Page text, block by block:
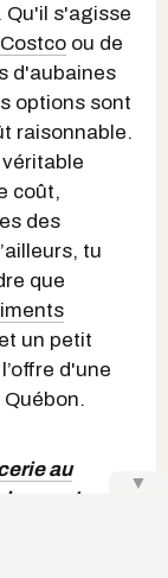
. Qu'il s'agisse
Costco ou de
d'aubaines
options sont
raisonnable.
coût,
des
tu
que
un petit
d'une
au
qu'au
▼